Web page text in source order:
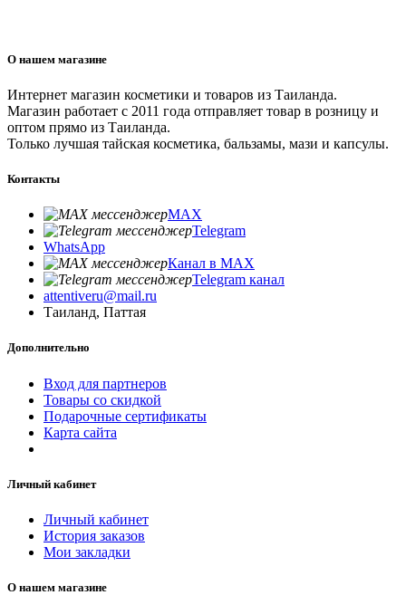
О нашем магазине
Интернет магазин косметики и товаров из Таиланда.
Магазин работает с 2011 года отправляет товар в розницу и
оптом прямо из Таиланда.
Только лучшая тайская косметика, бальзамы, мази и капсулы.
Контакты
MAX
Telegram
WhatsApp
Канал в MAX
Telegram канал
attentiveru@mail.ru
Таиланд, Паттая
Дополнительно
Вход для партнеров
Товары со скидкой
Подарочные сертификаты
Карта сайта
Личный кабинет
Личный кабинет
История заказов
Мои закладки
О нашем магазине